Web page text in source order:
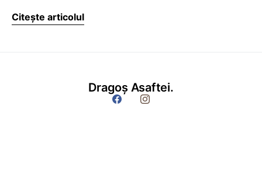
Citește articolul
Dragoș Asaftei.